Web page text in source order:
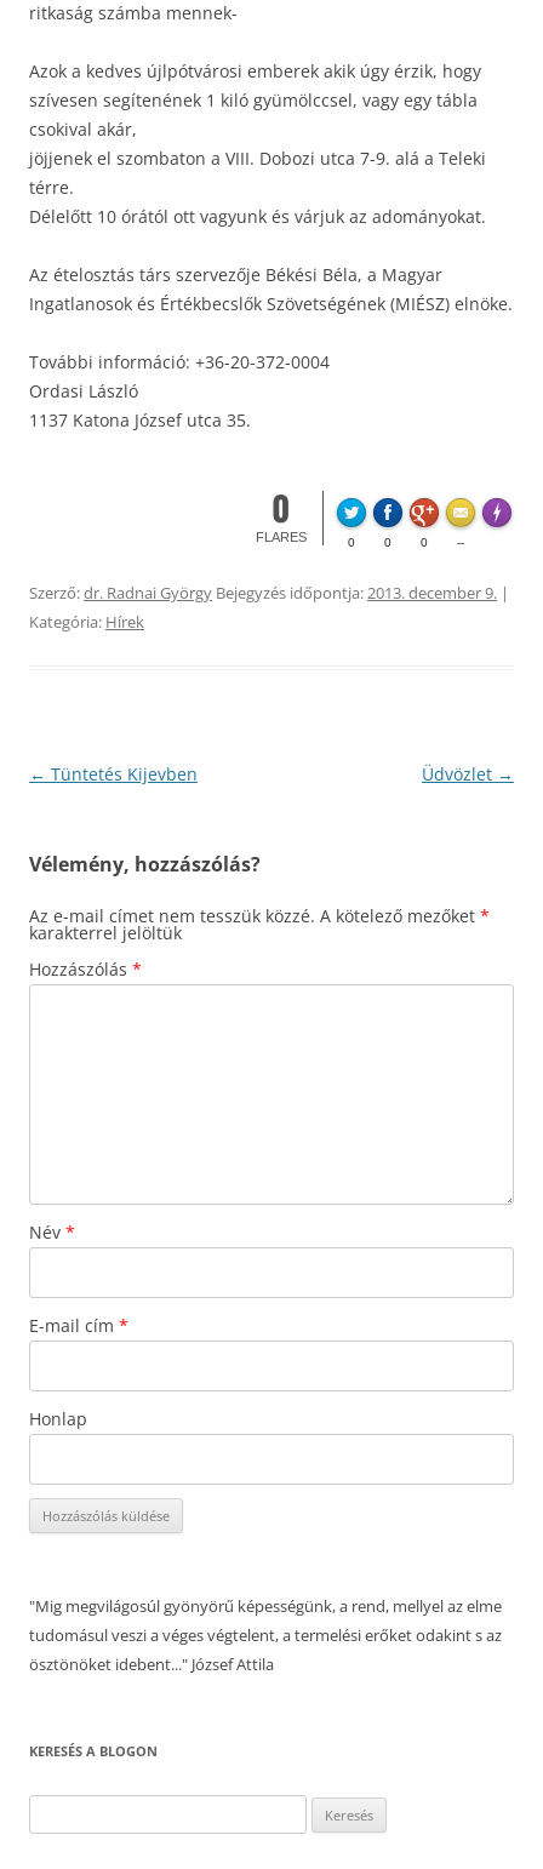
ritkaság számba mennek-
Azok a kedves újlpótvárosi emberek akik úgy érzik, hogy
szívesen segítenének 1 kiló gyümölccsel, vagy egy tábla
csokival akár,
jöjjenek el szombaton a VIII. Dobozi utca 7-9. alá a Teleki
térre.
Délelőtt 10 órától ott vagyunk és várjuk az adományokat.
Az ételosztás társ szervezője Békési Béla, a Magyar
Ingatlanosok és Értékbecslők Szövetségének (MIÉSZ) elnöke.
További információ: +36-20-372-0004
Ordasi László
1137 Katona József utca 35.
0
FLARES 0 0 0 --
Made
Szerző:dr. Radnai György Bejegyzés időpontja:2013. december 9. |
Kategória: Hírek
Bejegyzés
← Tüntetés Kijevben Üdvözlet →
Vélemény, hozzászólás?
Az e-mail címet nem tesszük közzé. A kötelező mezőket *
karakterrel jelöltük
Hozzászólás *
Név *
E-mail cím *
Honlap
"Mig megvilágosúl gyönyörű képességünk, a rend, mellyel az elme
tudomásul veszi a véges végtelent, a termelési erőket odakint s az
ösztönöket idebent..." József Attila
KERESÉS A BLOGON